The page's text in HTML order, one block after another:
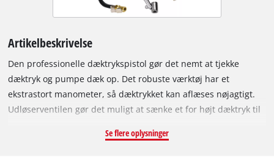
Artikelbeskrivelse
Den professionelle dæktrykspistol gør det nemt at tjekke
dæktryk og pumpe dæk op. Det robuste værktøj har et
ekstrastort manometer, så dæktrykket kan aflæses nøjagtigt.
Udløserventilen gør det muligt at sænke et for højt dæktryk til
nemmere leveres dæktrykspistolen med en dobbelt adapter.
Se flere oplysninger